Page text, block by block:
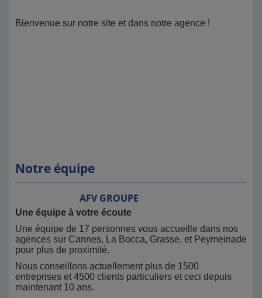
Bienvenue sur notre site et dans notre agence !
Notre équipe
AFV GROUPE
Une équipe à votre écoute
Une équipe de 17 personnes vous accueille dans nos
agences sur Cannes, La Bocca, Grasse, et Peymeinade
pour plus de proximité.
Nous conseillons actuellement plus de 1500
entreprises et 4500 clients particuliers et ceci depuis
maintenant 10 ans.